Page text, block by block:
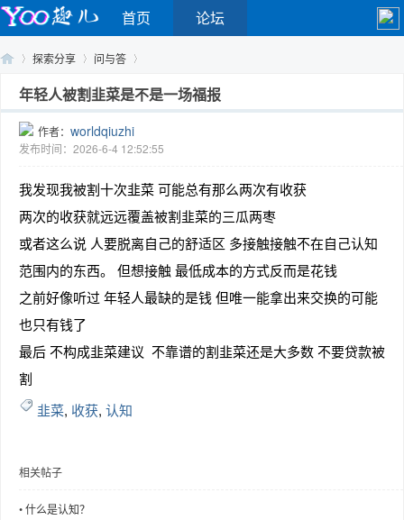
首页 论坛
探索分享
›
问与答
›
年轻人被割韭菜是不是一场福报
作者： worldqiuzhi
发布时间：2026-6-4 12:52:55
我发现我被割十次韭菜 可能总有那么两次有收获
两次的收获就远远覆盖被割韭菜的三瓜两枣
或者这么说 人要脱离自己的舒适区 多接触接触不在自己认知
范围内的东西。 但想接触 最低成本的方式反而是花钱
之前好像听过 年轻人最缺的是钱 但唯一能拿出来交换的可能
也只有钱了
最后 不构成韭菜建议 不靠谱的割韭菜还是大多数 不要贷款被
割
韭菜, 收获, 认知
相关帖子
•什么是认知？